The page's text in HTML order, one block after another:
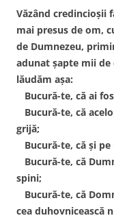
Văzând credincioşii
mai presus de om,
de Dumnezeu,
adunat şapte mii
lăudăm aşa:
Bucură-te, că ai
Bucură-te, că
grijă;
Bucură-te, că şi
Bucură-te, că
spini;
Bucură-te, că
cea duhovnicească